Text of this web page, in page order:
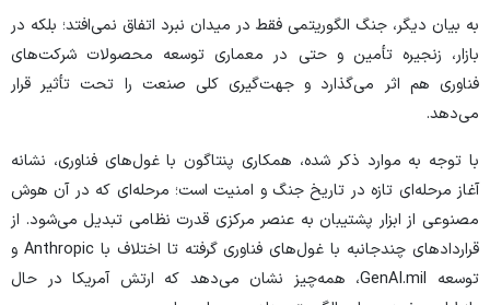
به بیان دیگر، جنگ الگوریتمی فقط در میدان نبرد اتفاق نمی‌افتد؛ بلکه در
بازار، زنجیره تأمین و حتی در معماری توسعه محصولات شرکت‌های
فناوری هم اثر می‌گذارد و جهت‌گیری کلی صنعت را تحت تأثیر قرار
می‌دهد.
با توجه به موارد ذکر شده، همکاری پنتاگون با غول‌های فناوری، نشانه
آغاز مرحله‌ای تازه در تاریخ جنگ و امنیت است؛ مرحله‌ای که در آن هوش
مصنوعی از ابزار پشتیبان به عنصر مرکزی قدرت نظامی تبدیل می‌شود. از
قرارداد‌های چندجانبه با غول‌های فناوری گرفته تا اختلاف با Anthropic و
توسعه GenAI.mil، همه‌چیز نشان می‌دهد که ارتش آمریکا در حال